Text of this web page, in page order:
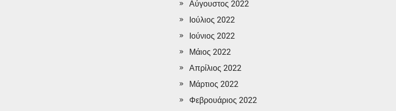
Αύγουστος 2022
Ιούλιος 2022
Ιούνιος 2022
Μάιος 2022
Απρίλιος 2022
Μάρτιος 2022
Φεβρουάριος 2022